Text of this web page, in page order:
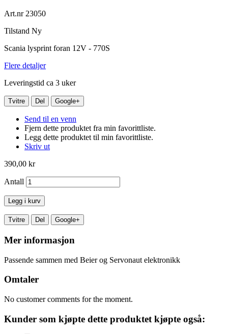
Art.nr 23050
Tilstand Ny
Scania lysprint foran 12V - 770S
Flere detaljer
Leveringstid ca 3 uker
Tvitre Del Google+
Send til en venn
Fjern dette produktet fra min favorittliste.
Legg dette produktet til min favorittliste.
Skriv ut
390,00 kr
Antall
Legg i kurv
Tvitre Del Google+
Mer informasjon
Passende sammen med Beier og Servonaut elektronikk
Omtaler
No customer comments for the moment.
Kunder som kjøpte dette produktet kjøpte også: